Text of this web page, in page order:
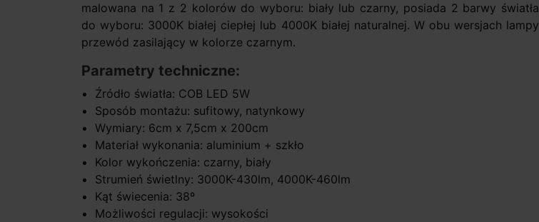
malowana na 1 z 2 kolorów do wyboru: biały lub czarny, posiada 2 barwy światła
do wyboru: 3000K białej ciepłej lub 4000K białej naturalnej. W obu wersjach lampy
przewód zasilający w kolorze czarnym.
Parametry techniczne:
Źródło światła: COB LED 5W
Sposób montażu: sufitowy, natynkowy
Wymiary: 6cm x 7,5cm x 200cm
Materiał wykonania: aluminium + szkło
Kolor wykończenia: czarny, biały
Strumień świetlny: 3000K-430lm, 4000K-460lm
Kąt świecenia: 38º
Możliwości regulacji: wysokości